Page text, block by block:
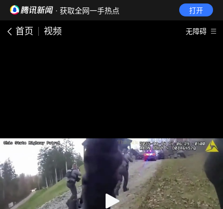
· 获取全网一手热点 打开
首页 视频 无障碍